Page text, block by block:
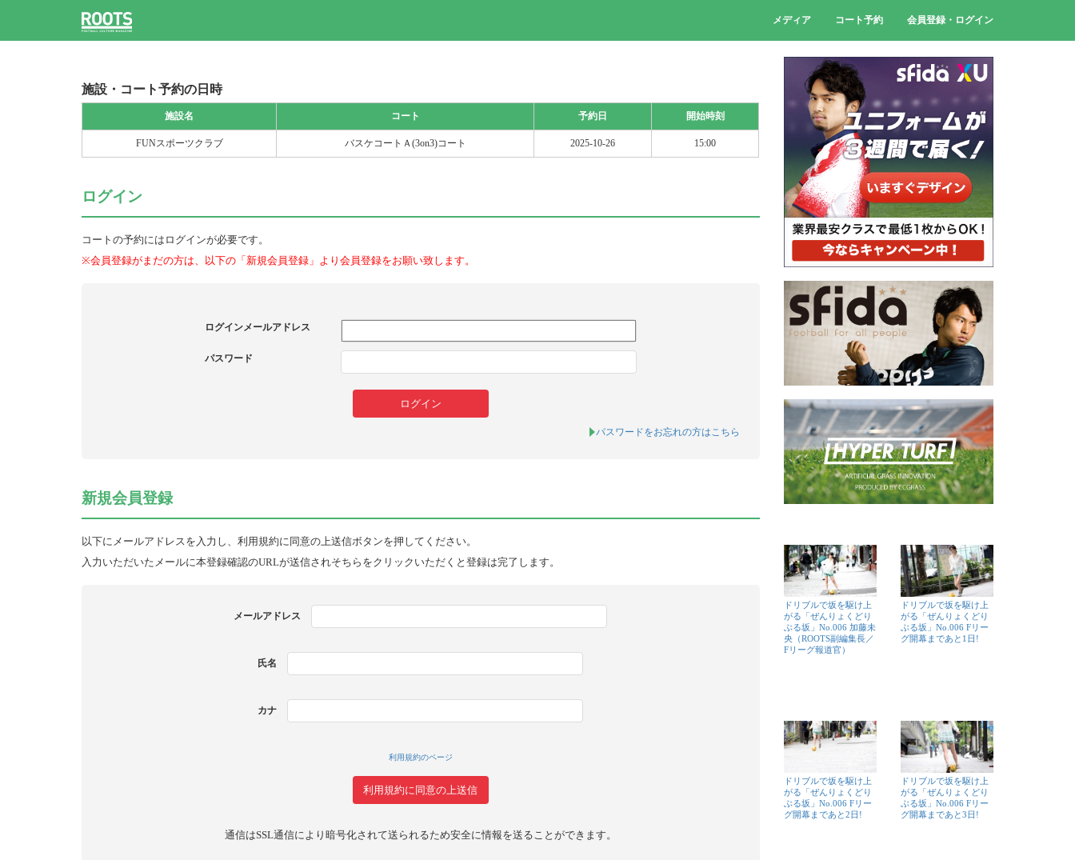
メディア コート予約 会員登録・ログイン
施設・コート予約の日時
施設名 コート 予約日 開始時刻
FUNスポーツクラブ バスケコートＡ(3on3)コート 2025-10-26 15:00
ログイン
コートの予約にはログインが必要です。
※会員登録がまだの方は、以下の「新規会員登録」より会員登録をお願い致します。
ログインメールアドレス
パスワード
パスワードをお忘れの方はこちら
新規会員登録
以下にメールアドレスを入力し、利用規約に同意の上送信ボタンを押してください。
入力いただいたメールに本登録確認のURLが送信されそちらをクリックいただくと登録は完了します。
メールアドレス
氏名
カナ
利用規約のページ
通信はSSL通信により暗号化されて送られるため安全に情報を送ることができます。
ドリブルで坂を駆け上
がる「ぜんりょくどり
ぶる坂」No.006 加藤未
央（ROOTS副編集長／
Fリーグ報道官）
ドリブルで坂を駆け上
がる「ぜんりょくどり
ぶる坂」No.006 Fリー
グ開幕まであと1日!
ドリブルで坂を駆け上
がる「ぜんりょくどり
ぶる坂」No.006 Fリー
グ開幕まであと2日!
ドリブルで坂を駆け上
がる「ぜんりょくどり
ぶる坂」No.006 Fリー
グ開幕まであと3日!